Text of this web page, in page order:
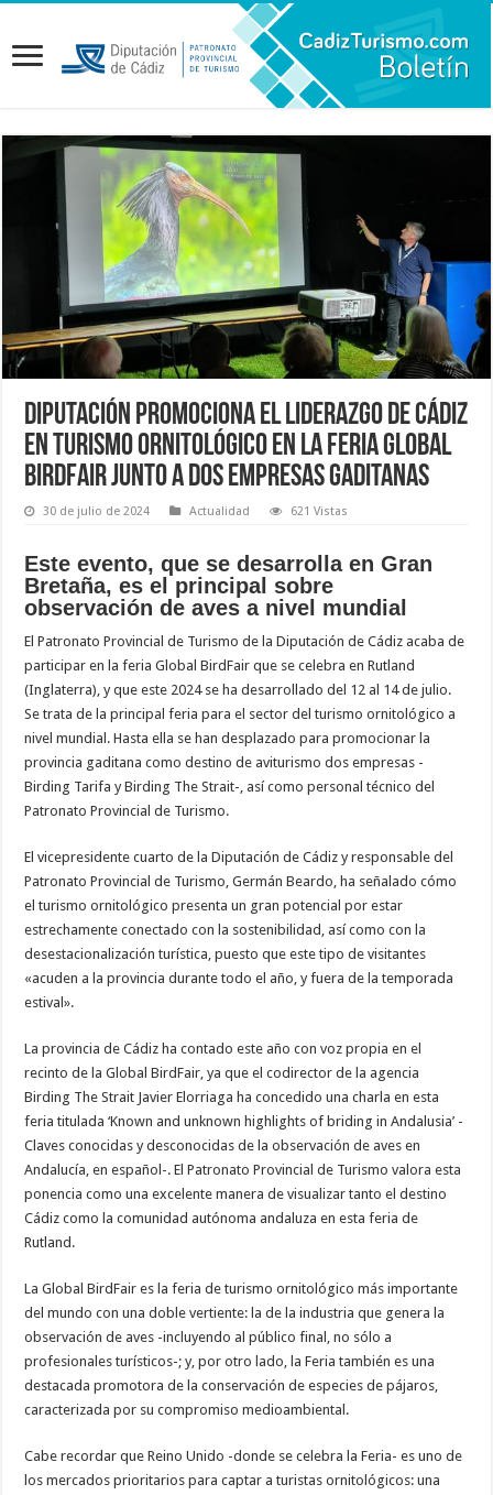
Diputación promociona el liderazgo de Cádiz
en turismo ornitológico en la feria Global
BirdFair junto a dos empresas gaditanas
30 de julio de 2024 Actualidad 621 Vistas
Este evento, que se desarrolla en Gran
Bretaña, es el principal sobre
observación de aves a nivel mundial
El Patronato Provincial de Turismo de la Diputación de Cádiz acaba de
participar en la feria Global BirdFair que se celebra en Rutland
(Inglaterra), y que este 2024 se ha desarrollado del 12 al 14 de julio.
Se trata de la principal feria para el sector del turismo ornitológico a
nivel mundial. Hasta ella se han desplazado para promocionar la
provincia gaditana como destino de aviturismo dos empresas -
Birding Tarifa y Birding The Strait-, así como personal técnico del
Patronato Provincial de Turismo.
El vicepresidente cuarto de la Diputación de Cádiz y responsable del
Patronato Provincial de Turismo, Germán Beardo, ha señalado cómo
el turismo ornitológico presenta un gran potencial por estar
estrechamente conectado con la sostenibilidad, así como con la
desestacionalización turística, puesto que este tipo de visitantes
«acuden a la provincia durante todo el año, y fuera de la temporada
estival».
La provincia de Cádiz ha contado este año con voz propia en el
recinto de la Global BirdFair, ya que el codirector de la agencia
Birding The Strait Javier Elorriaga ha concedido una charla en esta
feria titulada ‘Known and unknown highlights of briding in Andalusia’ -
Claves conocidas y desconocidas de la observación de aves en
Andalucía, en español-. El Patronato Provincial de Turismo valora esta
ponencia como una excelente manera de visualizar tanto el destino
Cádiz como la comunidad autónoma andaluza en esta feria de
Rutland.
La Global BirdFair es la feria de turismo ornitológico más importante
del mundo con una doble vertiente: la de la industria que genera la
observación de aves -incluyendo al público final, no sólo a
profesionales turísticos-; y, por otro lado, la Feria también es una
destacada promotora de la conservación de especies de pájaros,
caracterizada por su compromiso medioambiental.
Cabe recordar que Reino Unido -donde se celebra la Feria- es uno de
los mercados prioritarios para captar a turistas ornitológicos: una